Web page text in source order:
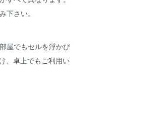
下さい。
屋でもセルを浮かび
、卓上でもご利用い